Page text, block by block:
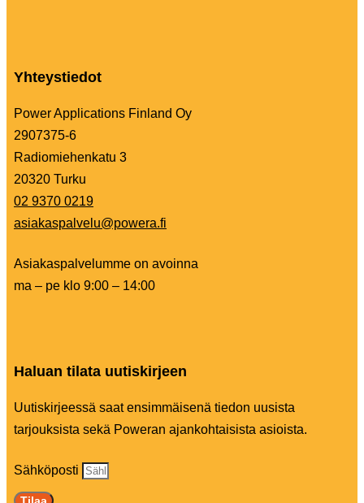
Yhteystiedot
Power Applications Finland Oy
2907375-6
Radiomiehenkatu 3
20320 Turku
02 9370 0219
asiakaspalvelu@powera.fi
Asiakaspalvelumme on avoinna
ma – pe klo 9:00 – 14:00
Haluan tilata uutiskirjeen
Uutiskirjeessä saat ensimmäisenä tiedon uusista
tarjouksista sekä Poweran ajankohtaisista asioista.
Sähköposti